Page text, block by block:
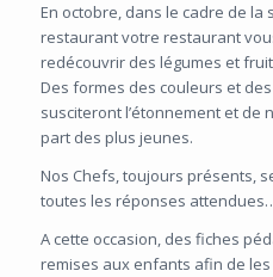
En octobre, dans le cadre de la
restaurant votre restaurant
redécouvrir des légumes et
Des formes des couleurs et
susciteront l’étonnement et de
part des plus jeunes.
Nos Chefs, toujours présents,
toutes les réponses
A cette occasion, des fiches
remises aux enfants afin de